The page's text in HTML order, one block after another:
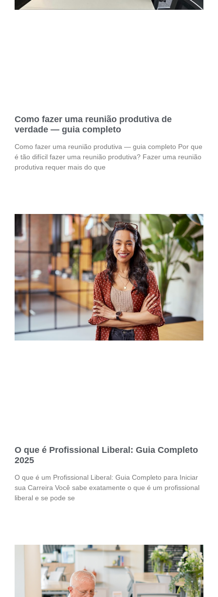
Como fazer uma reunião produtiva de
verdade — guia completo
Como fazer uma reunião produtiva — guia completo Por que
é tão difícil fazer uma reunião produtiva? Fazer uma reunião
produtiva requer mais do que
O que é Profissional Liberal: Guia Completo
2025
O que é um Profissional Liberal: Guia Completo para Iniciar
sua Carreira Você sabe exatamente o que é um profissional
liberal e se pode se